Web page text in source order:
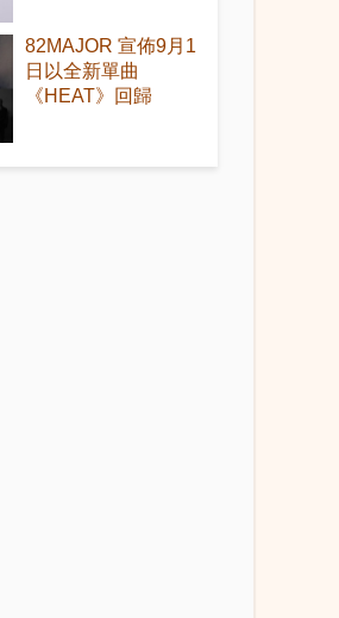
82MAJOR 宣佈9月1
日以全新單曲
《HEAT》回歸